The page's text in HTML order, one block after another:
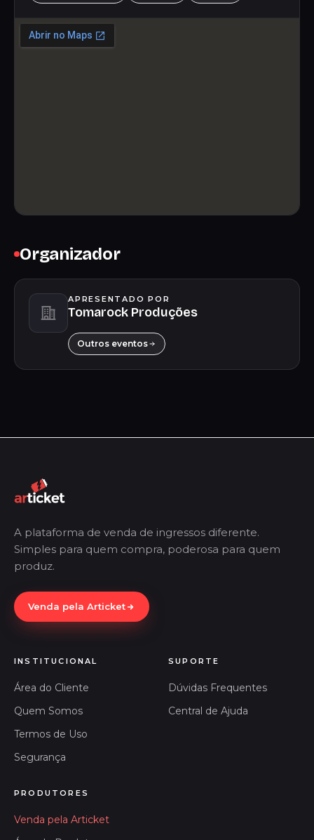
Organizador
APRESENTADO POR
Tomarock Produções
Outros eventos
A plataforma de venda de ingressos diferente.
Simples para quem compra, poderosa para quem
produz.
Venda pela Articket
INSTITUCIONAL
Área do Cliente
Quem Somos
Termos de Uso
Segurança
SUPORTE
Dúvidas Frequentes
Central de Ajuda
PRODUTORES
Venda pela Articket